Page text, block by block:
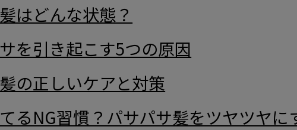
はどんな状態？
を引き起こす5つの原因
の正しいケアと対策
るNG習慣？パサパサ髪をツヤツヤに